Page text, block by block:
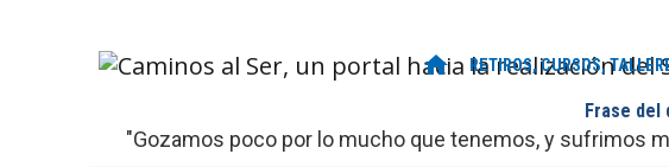
home RETIROS, CURSOS,
Frase del
"Gozamos poco por lo mucho que tenemos, y sufrimos